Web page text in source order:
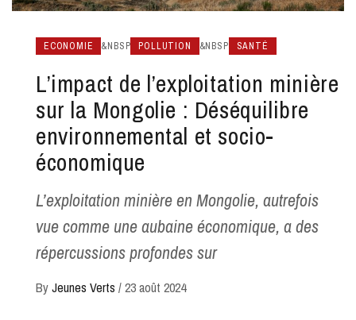
ECONOMIE &NBSP POLLUTION &NBSP SANTÉ
L’impact de l’exploitation minière
sur la Mongolie : Déséquilibre
environnemental et socio-
économique
L’exploitation minière en Mongolie, autrefois
vue comme une aubaine économique, a des
répercussions profondes sur
ByJeunes Verts /23 août 2024